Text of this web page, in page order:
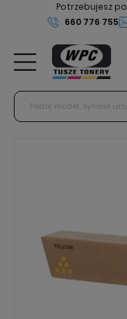
Potrzebujesz
660 776 755